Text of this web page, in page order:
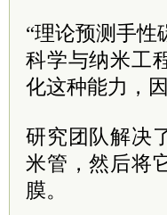
“理论预测手性
科学与纳米工
化这种能力，
研究团队解决
米管，然后将
膜。